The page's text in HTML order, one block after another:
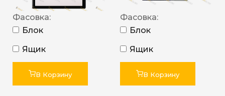
Фасовка:
Блок
Ящик
В Корзину
Фасовка:
Блок
Ящик
В Корзину